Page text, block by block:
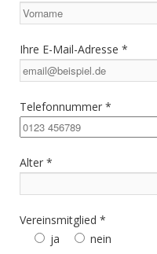
Ihre E-Mail-Adresse *
Telefonnummer *
Alter *
Vereinsmitglied *
ja
nein